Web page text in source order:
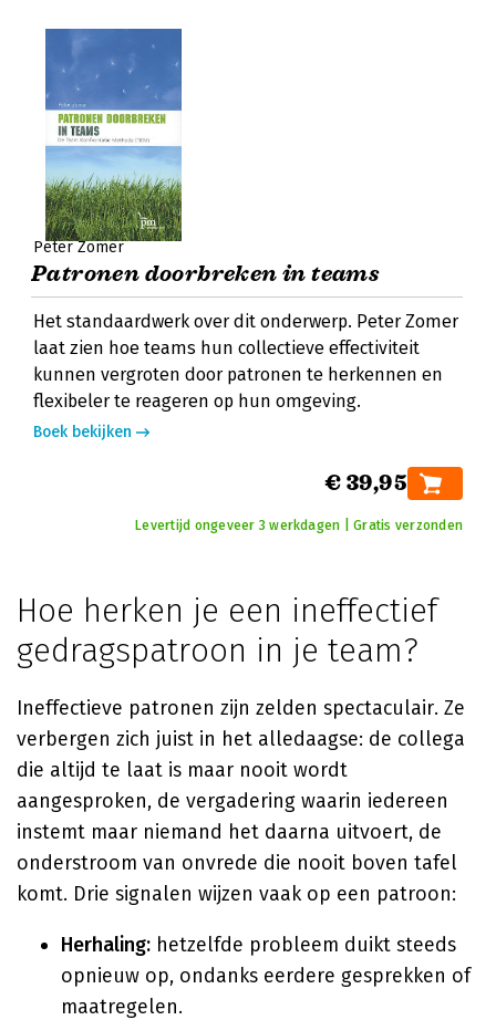
Peter Zomer
Patronen doorbreken in teams
Het standaardwerk over dit onderwerp. Peter Zomer
laat zien hoe teams hun collectieve effectiviteit
kunnen vergroten door patronen te herkennen en
flexibeler te reageren op hun omgeving.
Boek bekijken
€ 39,95
Levertijd ongeveer 3 werkdagen | Gratis verzonden
Hoe herken je een ineffectief
gedragspatroon in je team?
Ineffectieve patronen zijn zelden spectaculair. Ze
verbergen zich juist in het alledaagse: de collega
die altijd te laat is maar nooit wordt
aangesproken, de vergadering waarin iedereen
instemt maar niemand het daarna uitvoert, de
onderstroom van onvrede die nooit boven tafel
komt. Drie signalen wijzen vaak op een patroon:
Herhaling: hetzelfde probleem duikt steeds
opnieuw op, ondanks eerdere gesprekken of
maatregelen.